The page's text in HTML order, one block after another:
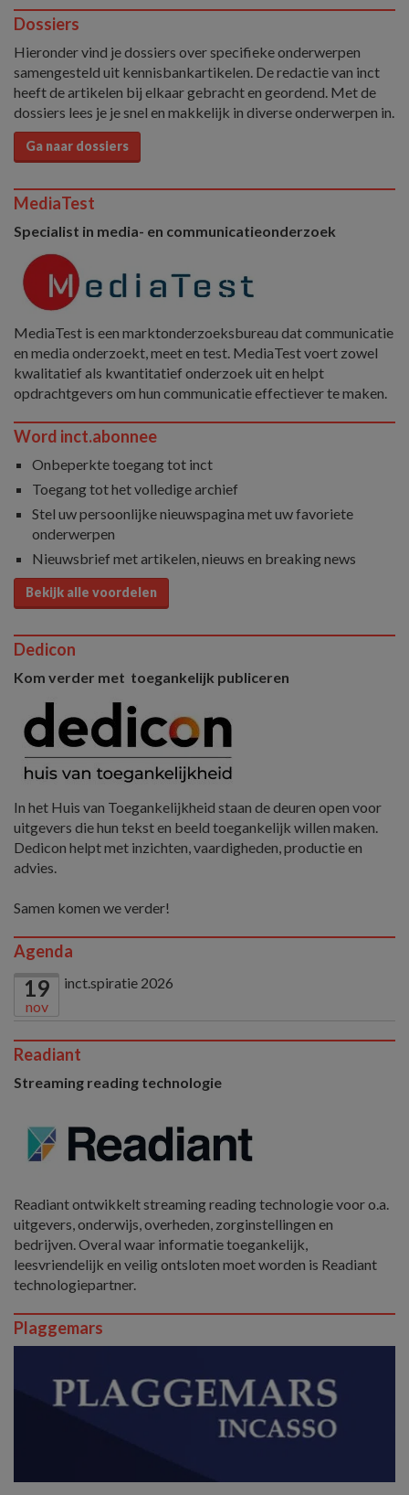
Dossiers
Hieronder vind je dossiers over specifieke onderwerpen
samengesteld uit kennisbankartikelen. De redactie van inct
heeft de artikelen bij elkaar gebracht en geordend. Met de
dossiers lees je je snel en makkelijk in diverse onderwerpen in.
Ga naar dossiers
MediaTest
Specialist in media- en communicatieonderzoek
MediaTest is een marktonderzoeksbureau dat communicatie
en media onderzoekt, meet en test. MediaTest voert zowel
kwalitatief als kwantitatief onderzoek uit en helpt
opdrachtgevers om hun communicatie effectiever te maken.
Word inct.abonnee
Onbeperkte toegang tot inct
Toegang tot het volledige archief
Stel uw persoonlijke nieuwspagina met uw favoriete
onderwerpen
Nieuwsbrief met artikelen, nieuws en breaking news
Bekijk alle voordelen
Dedicon
Kom verder met toegankelijk publiceren
In het Huis van Toegankelijkheid staan de deuren open voor
uitgevers die hun tekst en beeld toegankelijk willen maken.
Dedicon helpt met inzichten, vaardigheden, productie en
advies.
Samen komen we verder!
Agenda
19
nov
inct.spiratie 2026
Readiant
Streaming reading technologie
Readiant ontwikkelt streaming reading technologie voor o.a.
uitgevers, onderwijs, overheden, zorginstellingen en
bedrijven. Overal waar informatie toegankelijk,
leesvriendelijk en veilig ontsloten moet worden is Readiant
technologiepartner.
Plaggemars